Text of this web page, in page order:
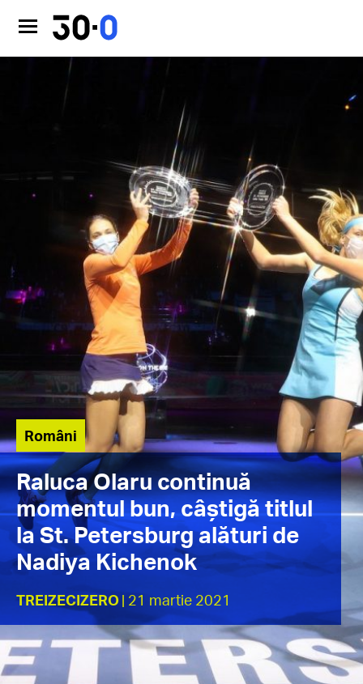
Români
Raluca Olaru continuă
momentul bun, câștigă titlul
la St. Petersburg alături de
Nadiya Kichenok
TREIZECIZERO| 21 martie 2021